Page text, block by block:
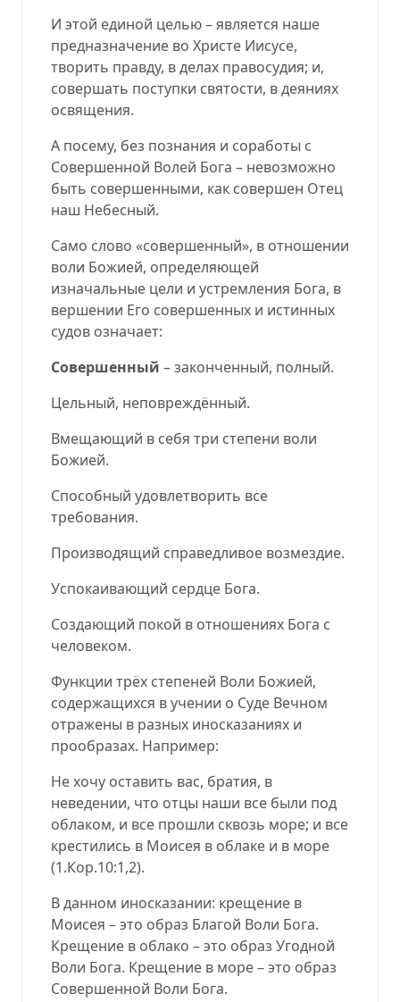
И этой единой целью – является наше
предназначение во Христе Иисусе,
творить правду, в делах правосудия; и,
совершать поступки святости, в деяниях
освящения.
А посему, без познания и соработы с
Совершенной Волей Бога – невозможно
быть совершенными, как совершен Отец
наш Небесный.
Само слово «совершенный», в отношении
воли Божией, определяющей
изначальные цели и устремления Бога, в
вершении Его совершенных и истинных
судов означает:
Совершенный – законченный, полный.
Цельный, неповреждённый.
Вмещающий в себя три степени воли
Божией.
Способный удовлетворить все
требования.
Производящий справедливое возмездие.
Успокаивающий сердце Бога.
Создающий покой в отношениях Бога с
человеком.
Функции трёх степеней Воли Божией,
содержащихся в учении о Суде Вечном
отражены в разных иносказаниях и
прообразах. Например:
Не хочу оставить вас, братия, в
неведении, что отцы наши все были под
облаком, и все прошли сквозь море; и все
крестились в Моисея в облаке и в море
(1.Кор.10:1,2).
В данном иносказании: крещение в
Моисея – это образ Благой Воли Бога.
Крещение в облако – это образ Угодной
Воли Бога. Крещение в море – это образ
Совершенной Воли Бога.